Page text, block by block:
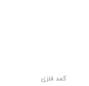
کمد فلزی